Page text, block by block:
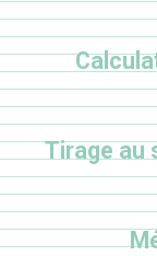
Tirage au